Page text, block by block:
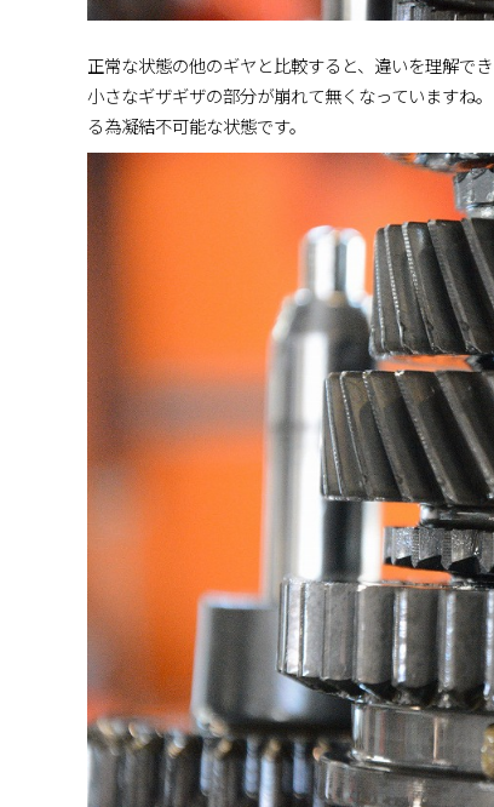
正常な状態の他のギヤと比較すると、違いを理解でき
小さなギザギザの部分が崩れて無くなっていますね
る為凝結不可能な状態です。